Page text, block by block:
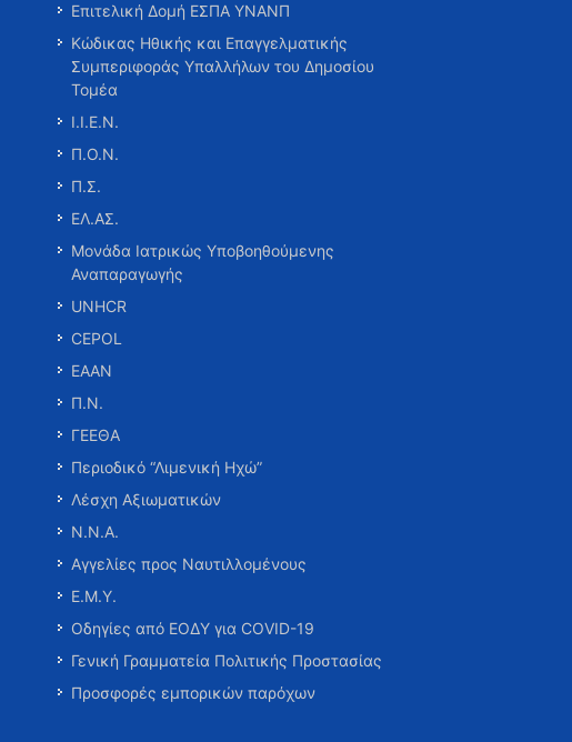
Επιτελική Δομή ΕΣΠΑ ΥΝΑΝΠ
Κώδικας Ηθικής και Επαγγελματικής
Συμπεριφοράς Υπαλλήλων του Δημοσίου
Τομέα
Ι.Ι.Ε.Ν.
Π.Ο.Ν.
Π.Σ.
ΕΛ.ΑΣ.
Μονάδα Ιατρικώς Υποβοηθούμενης
Αναπαραγωγής
UNHCR
CEPOL
ΕΑΑΝ
Π.Ν.
ΓΕΕΘΑ
Περιοδικό “Λιμενική Ηχώ”
Λέσχη Αξιωματικών
Ν.Ν.Α.
Αγγελίες προς Ναυτιλλομένους
Ε.Μ.Υ.
Οδηγίες από ΕΟΔΥ για COVID-19
Γενική Γραμματεία Πολιτικής Προστασίας
Προσφορές εμπορικών παρόχων